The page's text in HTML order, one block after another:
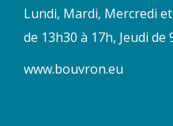
Lundi, Mardi, Mercredi
de 13h30 à 17h, Jeudi de
www.bouvron.eu